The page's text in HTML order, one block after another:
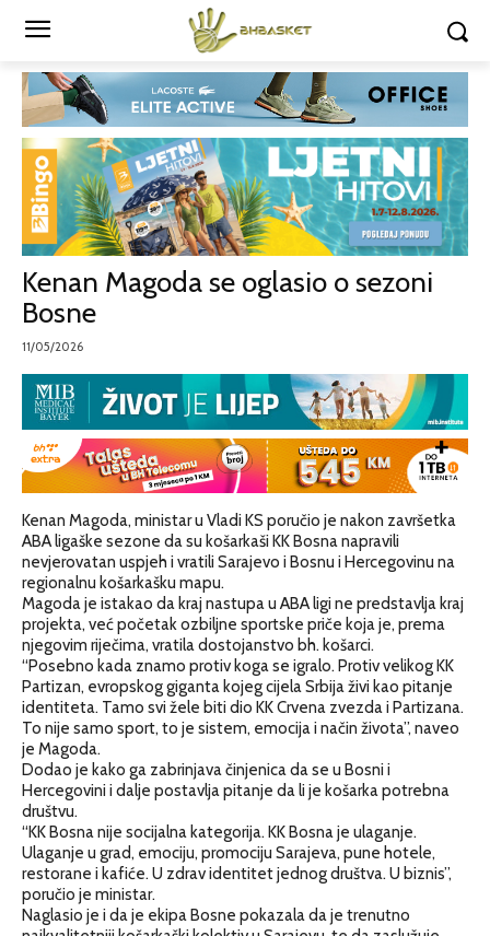
Kenan Magoda se oglasio o sezoni
Bosne
11/05/2026
Kenan Magoda, ministar u Vladi KS poručio je nakon završetka
ABA ligaške sezone da su košarkaši KK Bosna napravili
nevjerovatan uspjeh i vratili Sarajevo i Bosnu i Hercegovinu na
regionalnu košarkašku mapu.
Magoda je istakao da kraj nastupa u ABA ligi ne predstavlja kraj
projekta, već početak ozbiljne sportske priče koja je, prema
njegovim riječima, vratila dostojanstvo bh. košarci.
“Posebno kada znamo protiv koga se igralo. Protiv velikog KK
Partizan, evropskog giganta kojeg cijela Srbija živi kao pitanje
identiteta. Tamo svi žele biti dio KK Crvena zvezda i Partizana.
To nije samo sport, to je sistem, emocija i način života”, naveo
je Magoda.
Dodao je kako ga zabrinjava činjenica da se u Bosni i
Hercegovini i dalje postavlja pitanje da li je košarka potrebna
društvu.
“KK Bosna nije socijalna kategorija. KK Bosna je ulaganje.
Ulaganje u grad, emociju, promociju Sarajeva, pune hotele,
restorane i kafiće. U zdrav identitet jednog društva. U biznis”,
poručio je ministar.
Naglasio je i da je ekipa Bosne pokazala da je trenutno